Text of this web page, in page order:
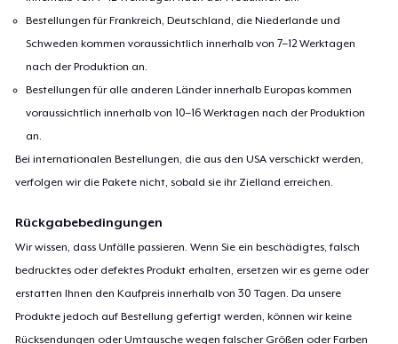
Bestellungen für Frankreich, Deutschland, die Niederlande und
Schweden kommen voraussichtlich innerhalb von 7–12 Werktagen
nach der Produktion an.
Bestellungen für alle anderen Länder innerhalb Europas kommen
voraussichtlich innerhalb von 10–16 Werktagen nach der Produktion
an.
Bei internationalen Bestellungen, die aus den USA verschickt werden,
verfolgen wir die Pakete nicht, sobald sie ihr Zielland erreichen.
Rückgabebedingungen
Wir wissen, dass Unfälle passieren. Wenn Sie ein beschädigtes, falsch
bedrucktes oder defektes Produkt erhalten, ersetzen wir es gerne oder
erstatten Ihnen den Kaufpreis innerhalb von 30 Tagen. Da unsere
Produkte jedoch auf Bestellung gefertigt werden, können wir keine
Rücksendungen oder Umtausche wegen falscher Größen oder Farben